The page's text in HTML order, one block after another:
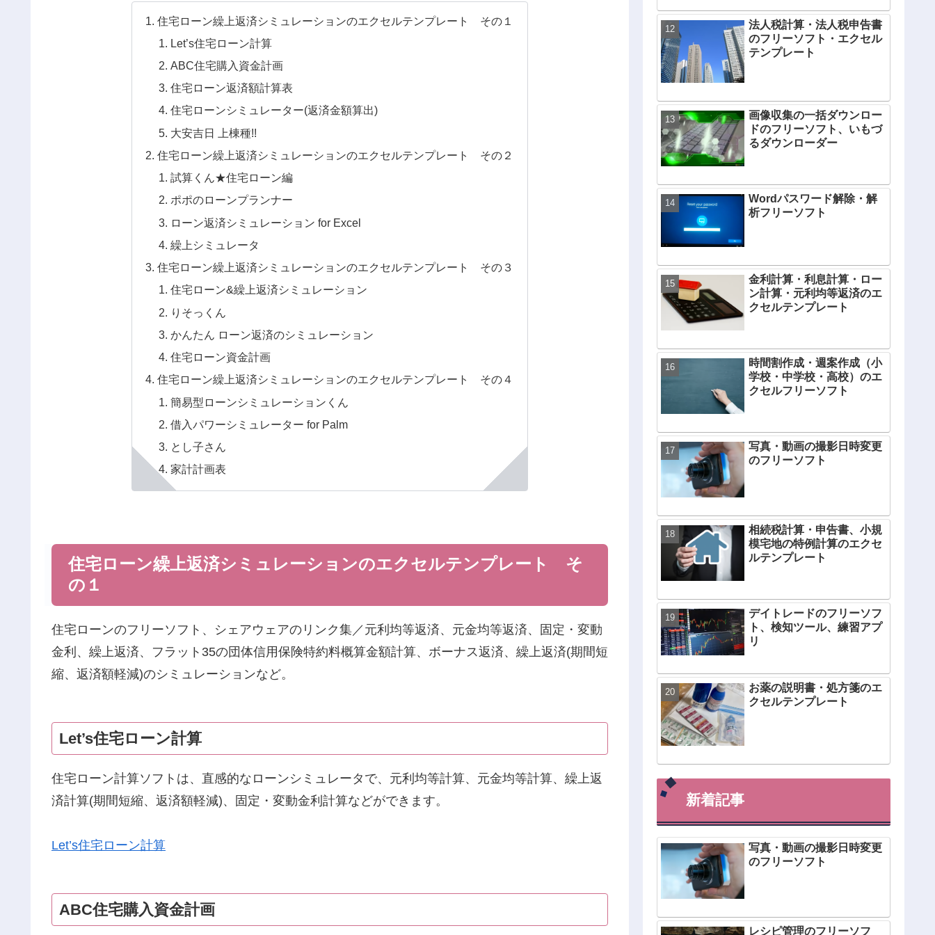
住宅ローン繰上返済シミュレーションのエクセルテンプレート その１
Let’s住宅ローン計算
ABC住宅購入資金計画
住宅ローン返済額計算表
住宅ローンシミュレーター(返済金額算出)
大安吉日 上棟種!!
住宅ローン繰上返済シミュレーションのエクセルテンプレート その２
試算くん★住宅ローン編
ポポのローンプランナー
ローン返済シミュレーション for Excel
繰上シミュレータ
住宅ローン繰上返済シミュレーションのエクセルテンプレート その３
住宅ローン&繰上返済シミュレーション
りそっくん
かんたん ローン返済のシミュレーション
住宅ローン資金計画
住宅ローン繰上返済シミュレーションのエクセルテンプレート その４
簡易型ローンシミュレーションくん
借入パワーシミュレーター for Palm
とし子さん
家計計画表
住宅ローン繰上返済シミュレーションのエクセルテンプレート そ
の１
住宅ローンのフリーソフト、シェアウェアのリンク集／元利均等返済、元金均等返済、固定・変動
金利、繰上返済、フラット35の団体信用保険特約料概算金額計算、ボーナス返済、繰上返済(期間短
縮、返済額軽減)のシミュレーションなど。
Let’s住宅ローン計算
住宅ローン計算ソフトは、直感的なローンシミュレータで、元利均等計算、元金均等計算、繰上返
済計算(期間短縮、返済額軽減)、固定・変動金利計算などができます。
Let’s住宅ローン計算
ABC住宅購入資金計画
法人税計算・法人税申告書
のフリーソフト・エクセル
テンプレート
画像収集の一括ダウンロー
ドのフリーソフト、いもづ
るダウンローダー
Wordパスワード解除・解
析フリーソフト
金利計算・利息計算・ロー
ン計算・元利均等返済のエ
クセルテンプレート
時間割作成・週案作成（小
学校・中学校・高校）のエ
クセルフリーソフト
写真・動画の撮影日時変更
のフリーソフト
相続税計算・申告書、小規
模宅地の特例計算のエクセ
ルテンプレート
デイトレードのフリーソフ
ト、検知ツール、練習アプ
リ
お薬の説明書・処方箋のエ
クセルテンプレート
新着記事
写真・動画の撮影日時変更
のフリーソフト
レシピ管理のフリーソフ